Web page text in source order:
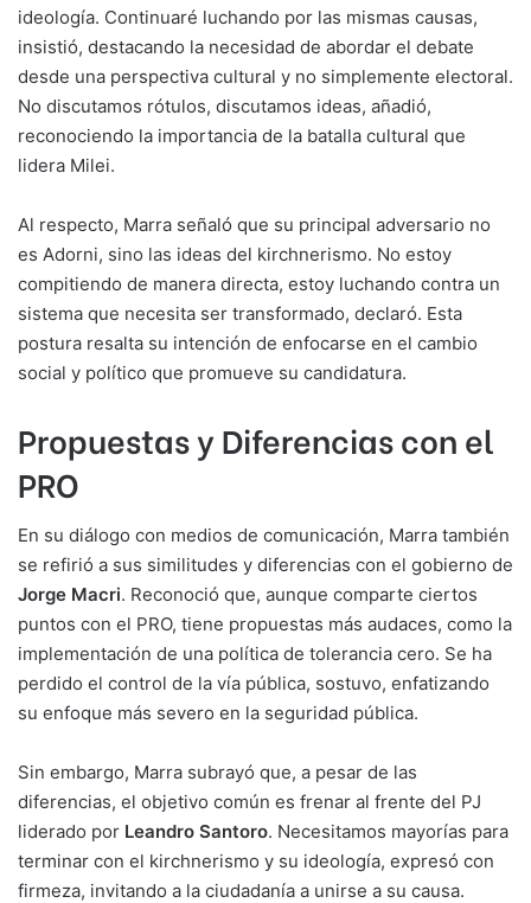
ideología. Continuaré luchando por las mismas causas,
insistió, destacando la necesidad de abordar el debate
desde una perspectiva cultural y no simplemente electoral.
No discutamos rótulos, discutamos ideas, añadió,
reconociendo la importancia de la batalla cultural que
lidera Milei.
Al respecto, Marra señaló que su principal adversario no
es Adorni, sino las ideas del kirchnerismo. No estoy
compitiendo de manera directa, estoy luchando contra un
sistema que necesita ser transformado, declaró. Esta
postura resalta su intención de enfocarse en el cambio
social y político que promueve su candidatura.
Propuestas y Diferencias con el
PRO
En su diálogo con medios de comunicación, Marra también
se refirió a sus similitudes y diferencias con el gobierno de
Jorge Macri. Reconoció que, aunque comparte ciertos
puntos con el PRO, tiene propuestas más audaces, como la
implementación de una política de tolerancia cero. Se ha
perdido el control de la vía pública, sostuvo, enfatizando
su enfoque más severo en la seguridad pública.
Sin embargo, Marra subrayó que, a pesar de las
diferencias, el objetivo común es frenar al frente del PJ
liderado por Leandro Santoro. Necesitamos mayorías para
terminar con el kirchnerismo y su ideología, expresó con
firmeza, invitando a la ciudadanía a unirse a su causa.